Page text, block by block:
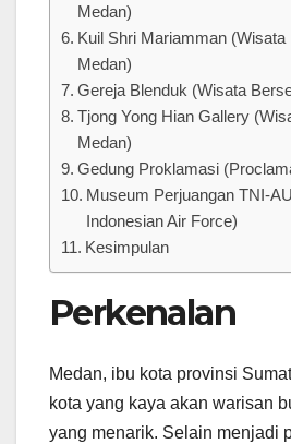
Medan)
Kuil Shri Mariamman (Wisata
Medan)
Gereja Blenduk (Wisata
Tjong Yong Hian Gallery
Medan)
Gedung Proklamasi
Museum Perjuangan TNI-
Indonesian Air Force)
Kesimpulan
Perkenalan
Medan, ibu kota provinsi
kota yang kaya akan warisan
yang menarik. Selain menjadi